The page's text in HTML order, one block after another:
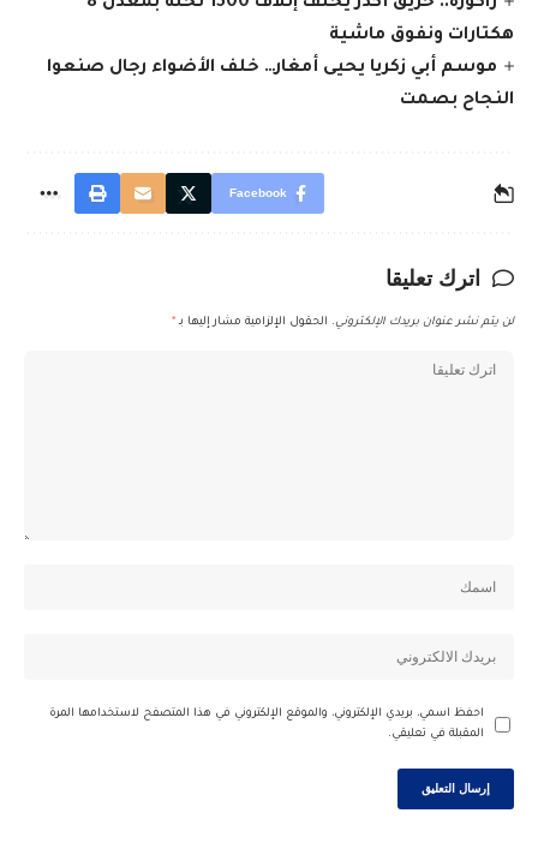
زاكورة.. حريق أكدز يخلف إتلاف 1500 نخلة بمعدل 8
هكتارات ونفوق ماشية
موسم أبي زكريا يحيى أمغار… خلف الأضواء رجال صنعوا
النجاح بصمت
Facebook
اترك تعليقا
لن يتم نشر عنوان بريدك الإلكتروني. الحقول الإلزامية مشار إليها بـ *
احفظ اسمي، بريدي الإلكتروني، والموقع الإلكتروني في هذا المتصفح لاستخدامها المرة
المقبلة في تعليقي.